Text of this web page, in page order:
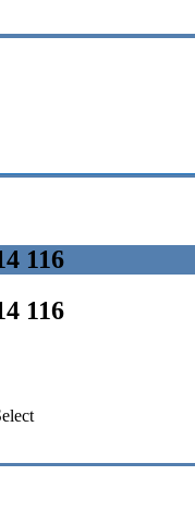
116
116